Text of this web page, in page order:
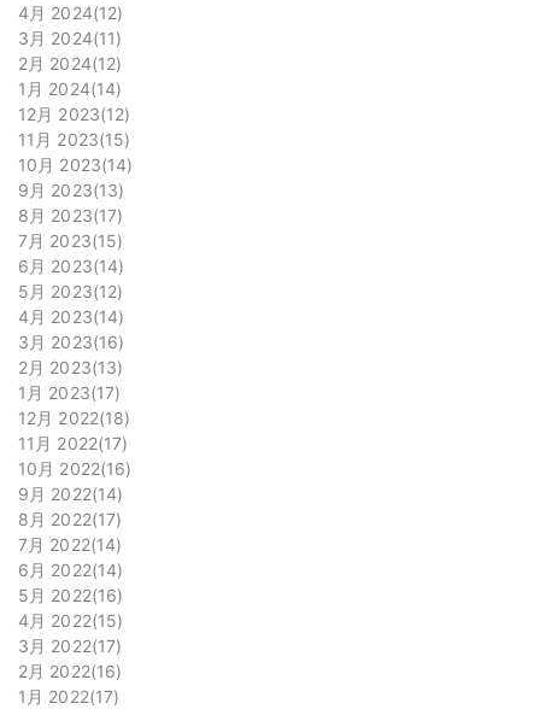
4月 2024 12
3月 2024 11
2月 2024 12
1月 2024 14
12月 2023 12
11月 2023 15
10月 2023 14
9月 2023 13
8月 2023 17
7月 2023 15
6月 2023 14
5月 2023 12
4月 2023 14
3月 2023 16
2月 2023 13
1月 2023 17
12月 2022 18
11月 2022 17
10月 2022 16
9月 2022 14
8月 2022 17
7月 2022 14
6月 2022 14
5月 2022 16
4月 2022 15
3月 2022 17
2月 2022 16
1月 2022 17